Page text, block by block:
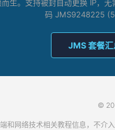
生。支持被封自动更换 IP，
码 JMS9248225
JMS 套餐汇
©
网络技术相关教程信息，不介